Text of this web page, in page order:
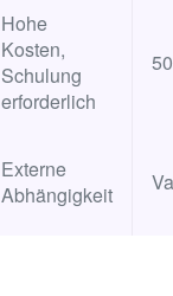
Hohe
Kosten,
Schulung
erforderlich
Externe
Abhängigkeit